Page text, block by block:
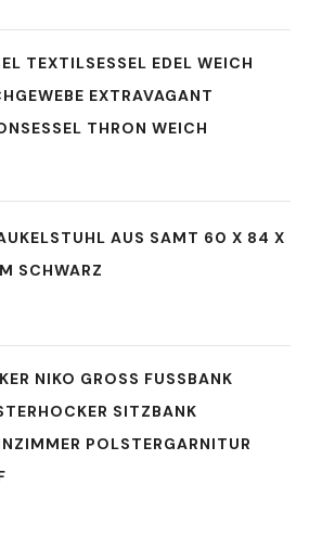
TEXTILSESSEL EDEL WEICH
EXTRAVAGANT
THRON WEICH
AUS SAMT 60 X 84 X
SCHWARZ
NIKO GROSS FUSSBANK PO
SITZBANK WO
POLSTERGARNITUR PO